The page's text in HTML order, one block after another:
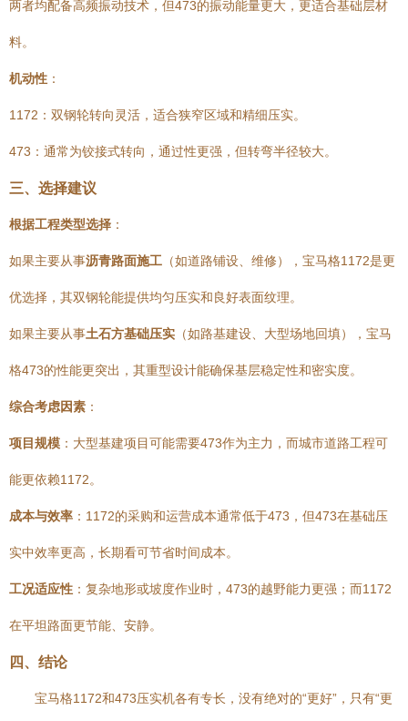
两者均配备高频振动技术，但473的振动能量更大，更适合基础层材
料。
机动性 ：
1172：双钢轮转向灵活，适合狭窄区域和精细压实。
473：通常为铰接式转向，通过性更强，但转弯半径较大。
三、选择建议
根据工程类型选择 ：
如果主要从事沥青路面施工 （如道路铺设、维修），宝马格1172是更
优选择，其双钢轮能提供均匀压实和良好表面纹理。
如果主要从事土石方基础压实 （如路基建设、大型场地回填），宝马
格473的性能更突出，其重型设计能确保基层稳定性和密实度。
综合考虑因素 ：
项目规模 ：大型基建项目可能需要473作为主力，而城市道路工程可
能更依赖1172。
成本与效率 ：1172的采购和运营成本通常低于473，但473在基础压
实中效率更高，长期看可节省时间成本。
工况适应性 ：复杂地形或坡度作业时，473的越野能力更强；而1172
在平坦路面更节能、安静。
四、结论
宝马格1172和473压实机各有专长，没有绝对的“更好”，只有“更